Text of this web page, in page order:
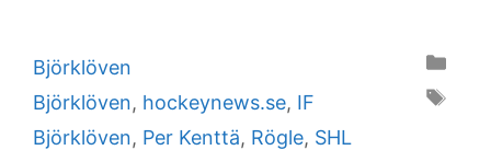
Categories
Björklöven
Tags
Björklöven, hockeynews.se, IF
Björklöven, Per Kenttä, Rögle, SHL